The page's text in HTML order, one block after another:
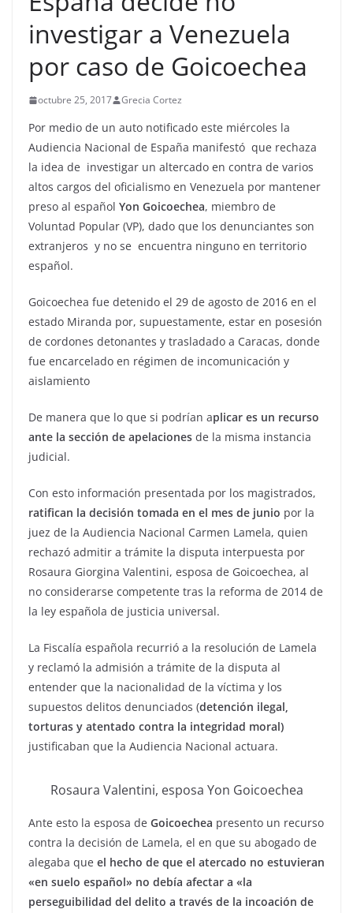
investigar a Venezuela
por caso de Goicoechea
octubre 25, 2017 Grecia Cortez
Por medio de un auto notificado este miércoles la
Audiencia Nacional de España manifestó que rechaza
la idea de investigar un altercado en contra de varios
altos cargos del oficialismo en Venezuela por mantener
preso al español Yon Goicoechea, miembro de
Voluntad Popular (VP), dado que los denunciantes son
extranjeros y no se encuentra ninguno en territorio
español.
Goicoechea fue detenido el 29 de agosto de 2016 en el
estado Miranda por, supuestamente, estar en posesión
de cordones detonantes y trasladado a Caracas, donde
fue encarcelado en régimen de incomunicación y
aislamiento
De manera que lo que si podrían aplicar es un recurso
ante la sección de apelaciones de la misma instancia
judicial.
Con esto información presentada por los magistrados,
ratifican la decisión tomada en el mes de junio por la
juez de la Audiencia Nacional Carmen Lamela, quien
rechazó admitir a trámite la disputa interpuesta por
Rosaura Giorgina Valentini, esposa de Goicoechea, al
no considerarse competente tras la reforma de 2014 de
la ley española de justicia universal.
La Fiscalía española recurrió a la resolución de Lamela
y reclamó la admisión a trámite de la disputa al
entender que la nacionalidad de la víctima y los
supuestos delitos denunciados (detención ilegal,
torturas y atentado contra la integridad moral)
justificaban que la Audiencia Nacional actuara.
Rosaura Valentini, esposa Yon Goicoechea
Ante esto la esposa de Goicoechea presento un recurso
contra la decisión de Lamela, el en que su abogado de
alegaba que el hecho de que el atercado no estuvieran
«en suelo español» no debía afectar a «la
perseguibilidad del delito a través de la incoación de